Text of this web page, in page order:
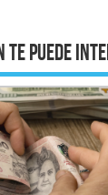
te puede